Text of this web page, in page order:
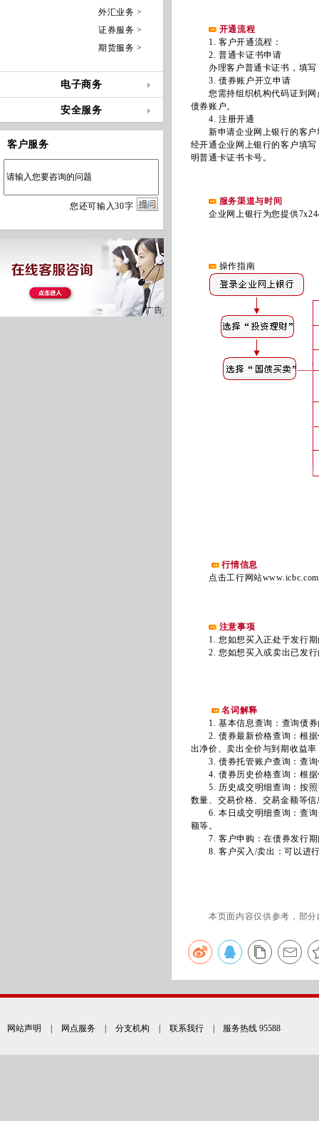
外汇业务 >
证券服务 >
期货服务 >
电子商务
安全服务
客户服务
您还可输入30字
开通流程
1. 客户开通流程：
2. 普通卡证书申请
办理客户普通卡证书，填写
3. 债券账户开立申请
您需持组织机构代码证到网
债券账户。
4. 注册开通
新申请企业网上银行的客户
经开通企业网上银行的客户填
明普通卡证书卡号。
服务渠道与时间
企业网上银行为您提供7x24
操作指南
行情信息
点击工行网站
注意事项
1. 您如想买入正处于发行期
2. 您如想买入或卖出已发行
名词解释
1. 基本信息查询：查询债券
2. 债券最新价格查询：根据
出净价、卖出全价与到期收益率
3. 债券托管账户查询：查询
4. 债券历史价格查询：根据
5. 历史成交明细查询：按照
数量、交易价格、交易金额等信
6. 本日成交明细查询：查询
额等。
7. 客户申购：在债券发行期
8. 客户买入/卖出：可以进行
本页面内容仅供参考，部
网站声明 网点服务 分支机构 联系我行 | 服务热线 95588